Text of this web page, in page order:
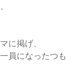
に掲げ、
員になったつも